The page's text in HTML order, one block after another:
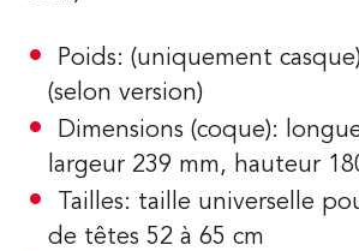
Poids: (uniquement
(selon version)
Dimensions (coque):
largeur 239 mm, hauteur
Tailles: taille universelle
de têtes 52 à 65 cm